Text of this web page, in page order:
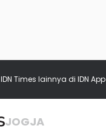
IDN Times lainnya di IDN App
JOGJA